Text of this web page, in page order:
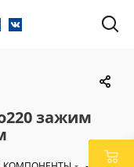
зажим